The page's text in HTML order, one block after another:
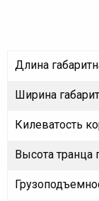
Длина
Ширина
Килеватость
Высота